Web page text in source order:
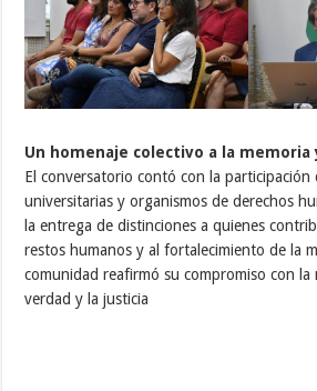
Un homenaje colectivo a la memoria
El conversatorio contó con la participación
universitarias y organismos de derechos
la entrega de distinciones a quienes
restos humanos y al fortalecimiento de la
comunidad reafirmó su compromiso con la
verdad y la justicia